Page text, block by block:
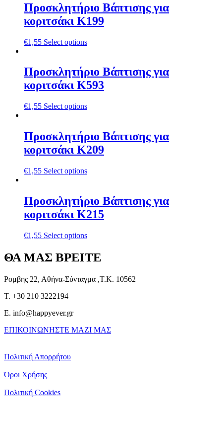
Προσκλητήριο Βάπτισης για
κοριτσάκι Κ199
€1,55 Select options
Προσκλητήριο Βάπτισης για
κοριτσάκι Κ593
€1,55 Select options
Προσκλητήριο Βάπτισης για
κοριτσάκι Κ209
€1,55 Select options
Προσκλητήριο Βάπτισης για
κοριτσάκι Κ215
€1,55 Select options
ΘΑ ΜΑΣ ΒΡΕΙΤΕ
Ρομβης 22, Αθήνα-Σύνταγμα ,Τ.Κ. 10562
T. +30 210 3222194
E. info@happyever.gr
ΕΠΙΚΟΙΝΩΝΗΣΤΕ ΜΑΖΙ ΜΑΣ
Πολιτική Απορρήτου
Όροι Χρήσης
Πολιτική Cookies